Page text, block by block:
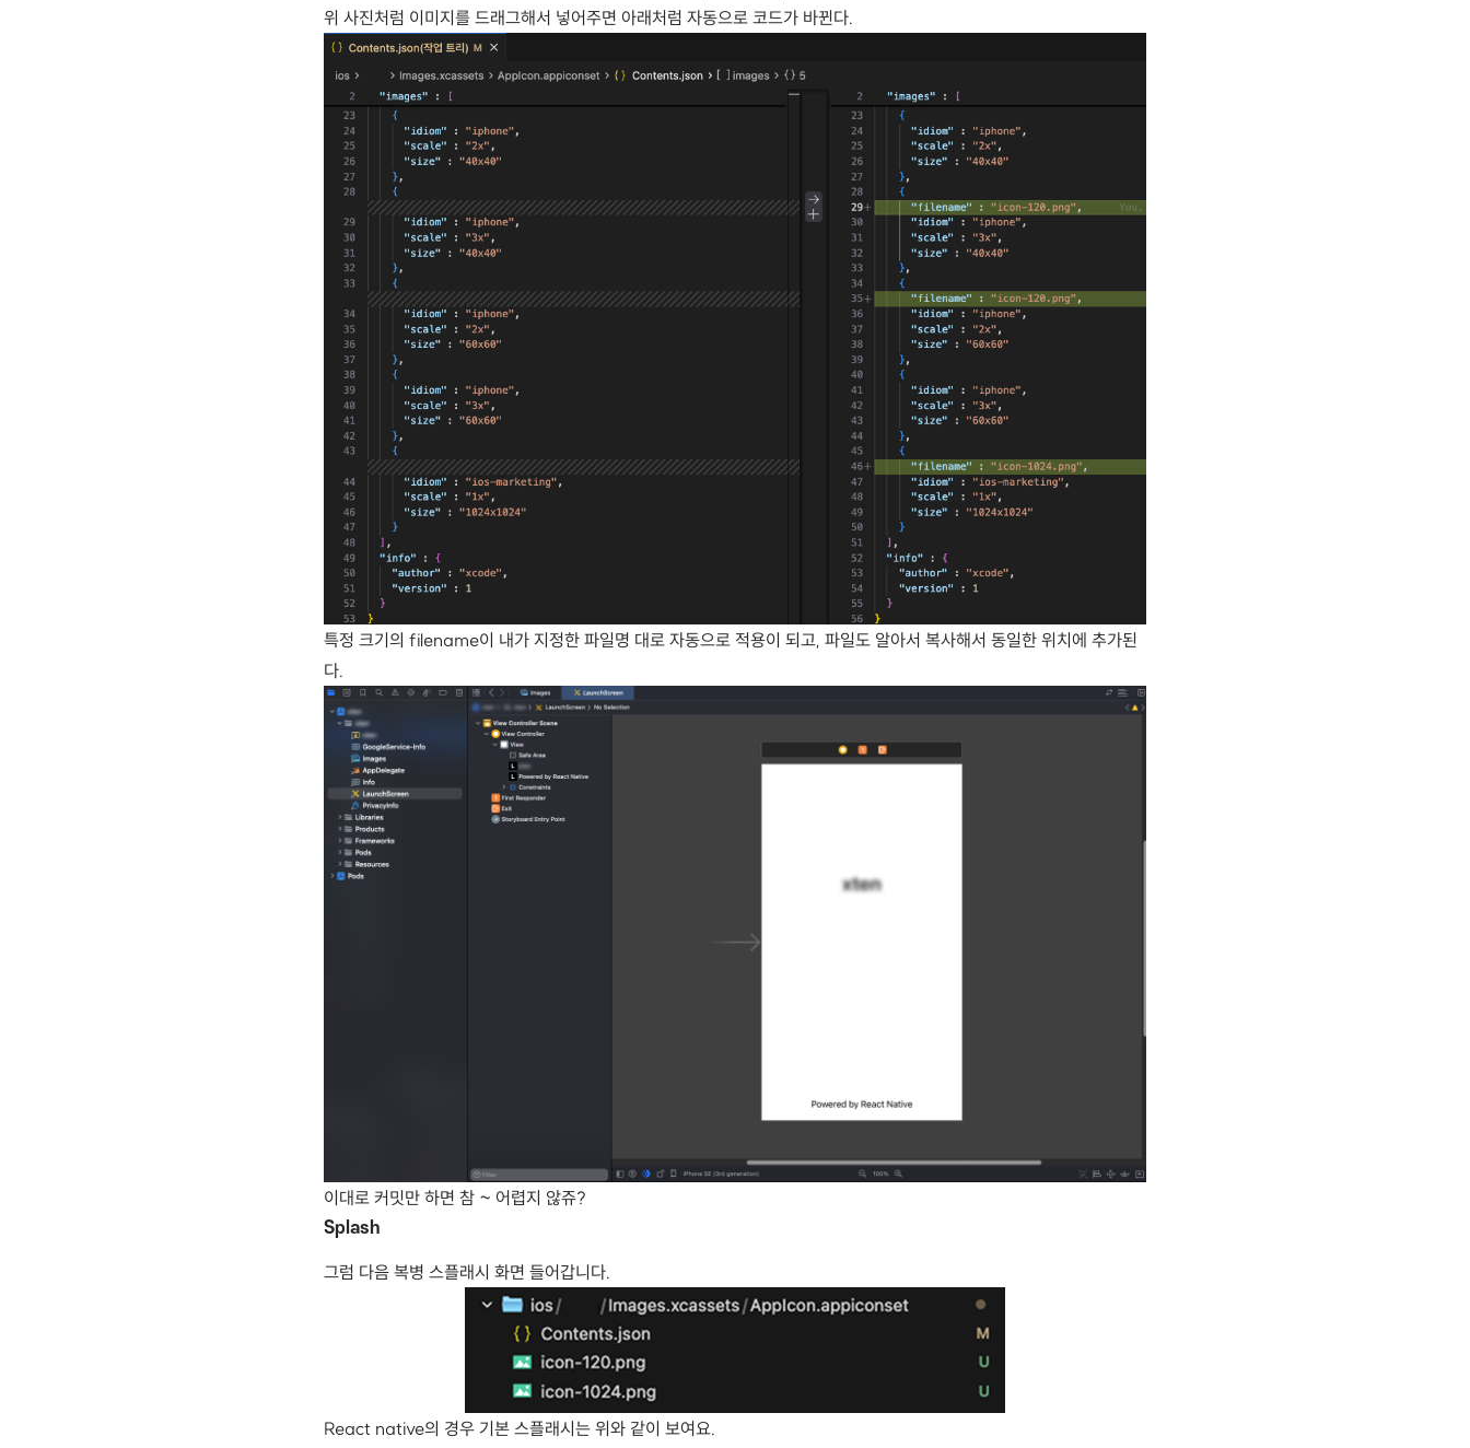
위 사진처럼 이미지를 드래그해서 넣어주면 아래처럼 자동으로 코드가 바뀐다.
특정 크기의 filename이 내가 지정한 파일명 대로 자동으로 적용이 되고, 파일도 알아서 복사해서 동일한 위치에 추가된
다.
이대로 커밋만 하면 참 ~ 어렵지 않쥬?
Splash
그럼 다음 복병 스플래시 화면 들어갑니다.
React native의 경우 기본 스플래시는 위와 같이 보여요.